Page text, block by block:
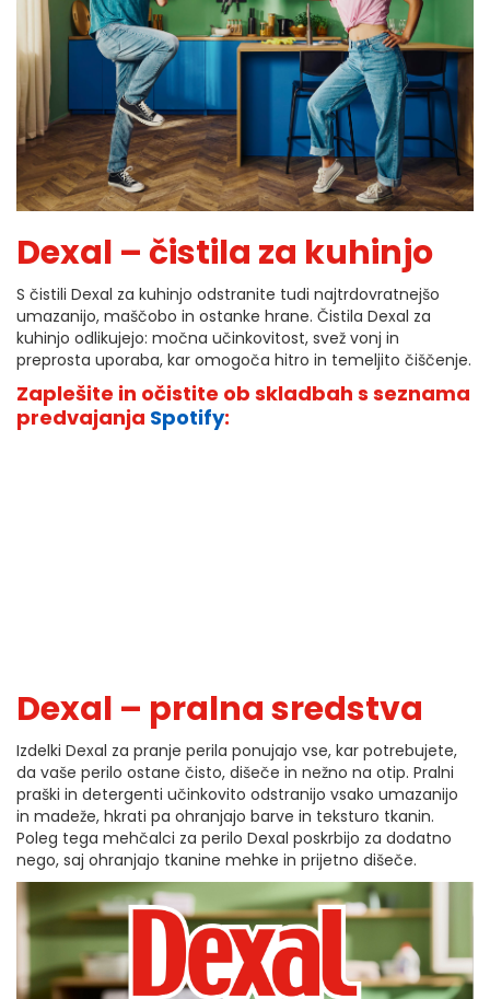
Dexal – čistila za kuhinjo
S čistili Dexal za kuhinjo odstranite tudi najtrdovratnejšo
umazanijo, maščobo in ostanke hrane. Čistila Dexal za
kuhinjo odlikujejo: močna učinkovitost, svež vonj in
preprosta uporaba, kar omogoča hitro in temeljito čiščenje.
Zaplešite in očistite ob skladbah s seznama
predvajanja Spotify:
Dexal – pralna sredstva
Izdelki Dexal za pranje perila ponujajo vse, kar potrebujete,
da vaše perilo ostane čisto, dišeče in nežno na otip. Pralni
praški in detergenti učinkovito odstranijo vsako umazanijo
in madeže, hkrati pa ohranjajo barve in teksturo tkanin.
Poleg tega mehčalci za perilo Dexal poskrbijo za dodatno
nego, saj ohranjajo tkanine mehke in prijetno dišeče.